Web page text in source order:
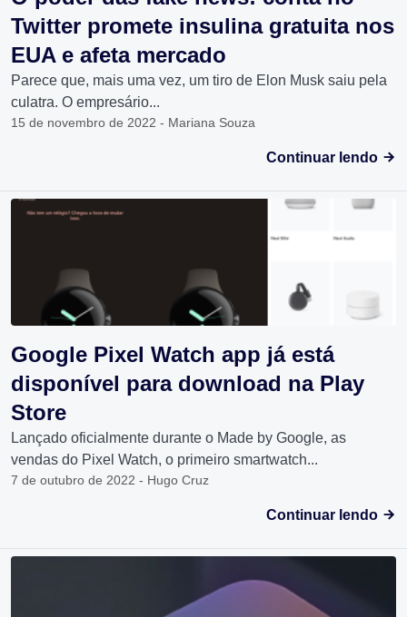
Twitter promete insulina gratuita nos
EUA e afeta mercado
Parece que, mais uma vez, um tiro de Elon Musk saiu pela
culatra. O empresário...
15 de novembro de 2022 - Mariana Souza
Continuar lendo
Google Pixel Watch app já está
disponível para download na Play
Store
Lançado oficialmente durante o Made by Google, as
vendas do Pixel Watch, o primeiro smartwatch...
7 de outubro de 2022 - Hugo Cruz
Continuar lendo